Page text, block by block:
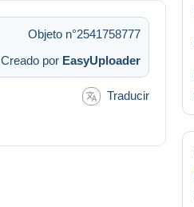
Objeto n°2541758777
Creado por EasyUploader
Traducir